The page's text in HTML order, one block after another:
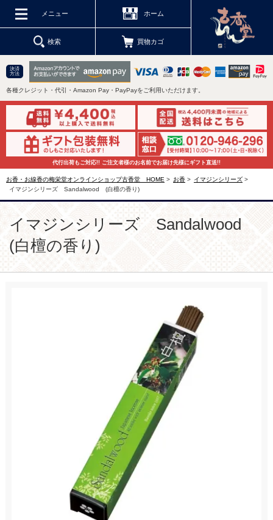
メニュー ホーム
検索 買物カゴ
決済
方法
各種クレジット・代引・Amazon Pay・PayPayをご利用いただけます。
代行出荷もご対応!! ご注文者様のお名前でお届け先様にギフト直送!!
お香・お線香の梅栄堂オンラインショップ古香堂 HOME > お香 > イマジンシリーズ >
イマジンシリーズ Sandalwood (白檀の香り)
イマジンシリーズ Sandalwood
(白檀の香り)